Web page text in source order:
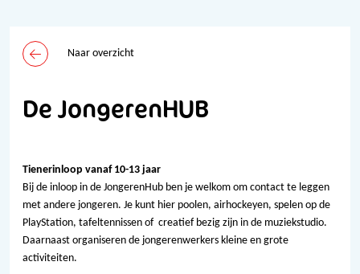
Naar overzicht
De JongerenHUB
Tienerinloop vanaf 10-13 jaar
Bij de inloop in de JongerenHub ben je welkom om contact te leggen
met andere jongeren. Je kunt hier poolen, airhockeyen, spelen op de
PlayStation, tafeltennissen of creatief bezig zijn in de muziekstudio.
Daarnaast organiseren de jongerenwerkers kleine en grote
activiteiten.